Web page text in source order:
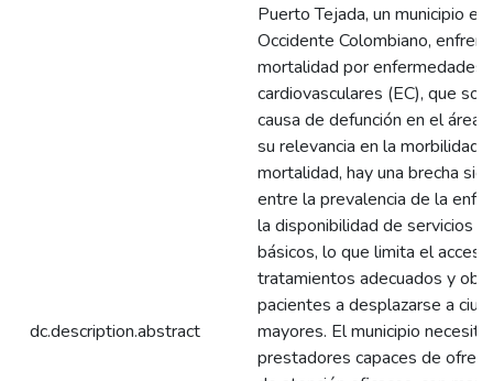
dc.description.abstract
Puerto Tejada, un municipio en
Occidente Colombiano,
mortalidad por enfermedades
cardiovasculares (EC), que
causa de defunción en el
su relevancia en la morbilidad y
mortalidad, hay una brecha
entre la prevalencia de la
la disponibilidad de servicios
básicos, lo que limita el
tratamientos adecuados y
pacientes a desplazarse a
mayores. El municipio necesita
prestadores capaces de